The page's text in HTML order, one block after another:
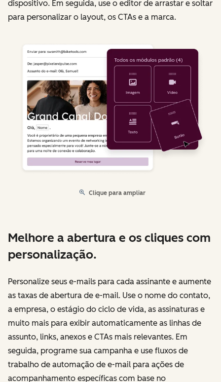
dispositivo. Em seguida, use o editor de arrastar e soltar
para personalizar o layout, os CTAs e a marca.
Clique para ampliar
Melhore a abertura e os cliques com
personalização.
Personalize seus e-mails para cada assinante e aumente
as taxas de abertura de e-mail. Use o nome do contato,
a empresa, o estágio do ciclo de vida, as assinaturas e
muito mais para exibir automaticamente as linhas de
assunto, links, anexos e CTAs mais relevantes. Em
seguida, programe sua campanha e use fluxos de
trabalho de automação de e-mail para ações de
acompanhamento específicas com base no